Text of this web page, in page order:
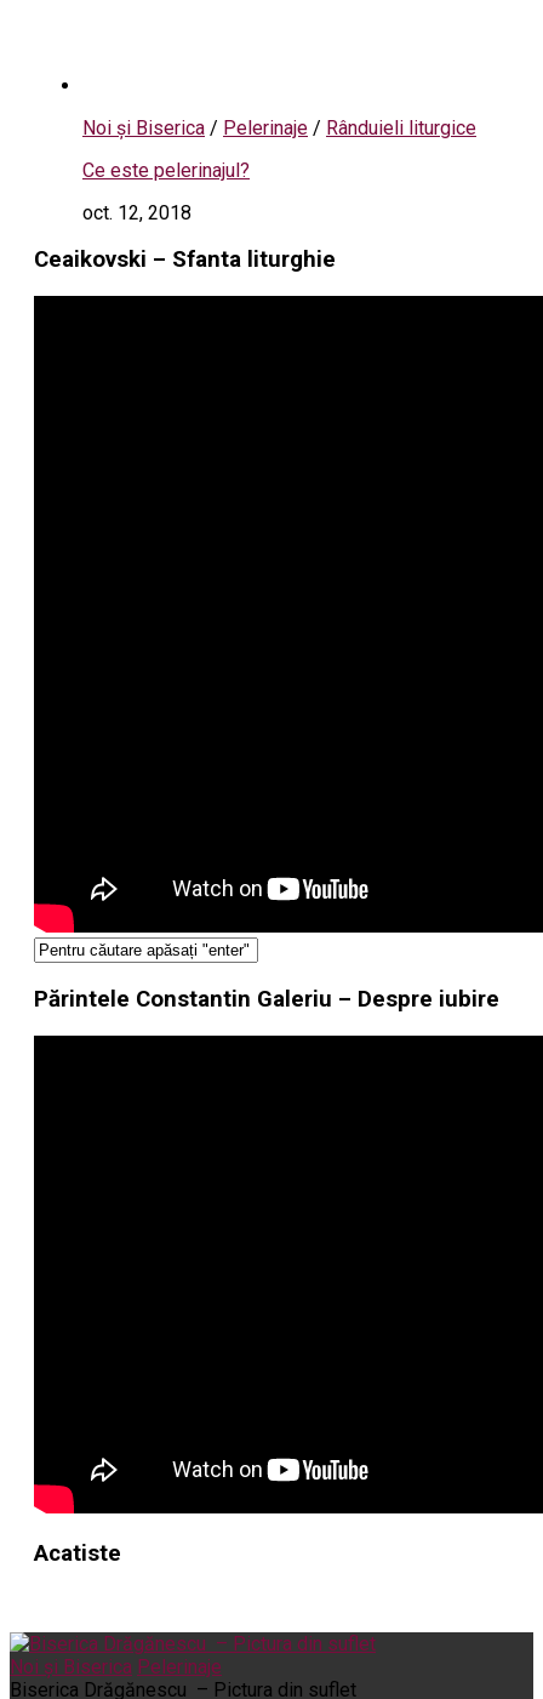
Noi și Biserica / Pelerinaje / Rânduieli liturgice
Ce este pelerinajul?
oct. 12, 2018
Ceaikovski – Sfanta liturghie
Părintele Constantin Galeriu – Despre iubire
Acatiste
Noi și Biserica Pelerinaje
Biserica Drăgănescu – Pictura din suflet